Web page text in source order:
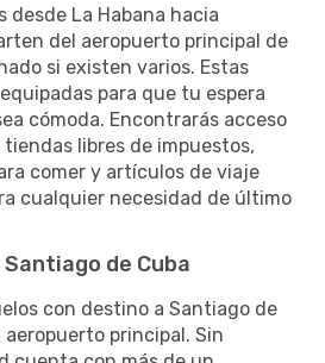
desde La Habana hacia
del aeropuerto principal de
si existen varios. Estas
para que tu espera
cómoda. Encontrarás acceso
libres de impuestos,
comer y artículos de viaje
cualquier necesidad de último
de Cuba
con destino a Santiago de
principal. Sin